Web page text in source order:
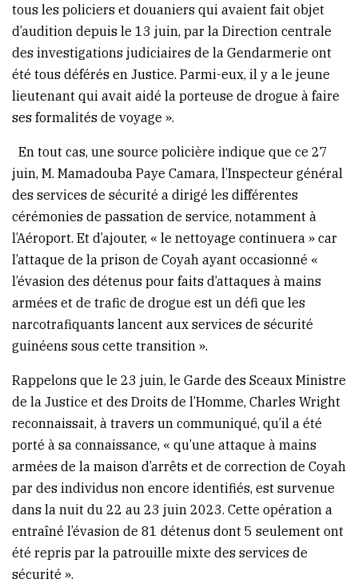
tous les policiers et douaniers qui avaient fait objet
d’audition depuis le 13 juin, par la Direction centrale
des investigations judiciaires de la Gendarmerie ont
été tous déférés en Justice. Parmi-eux, il y a le jeune
lieutenant qui avait aidé la porteuse de drogue à faire
ses formalités de voyage ».
En tout cas, une source policière indique que ce 27
juin, M. Mamadouba Paye Camara, l’Inspecteur général
des services de sécurité a dirigé les différentes
cérémonies de passation de service, notamment à
l’Aéroport. Et d’ajouter, « le nettoyage continuera » car
l’attaque de la prison de Coyah ayant occasionné «
l’évasion des détenus pour faits d’attaques à mains
armées et de trafic de drogue est un défi que les
narcotrafiquants lancent aux services de sécurité
guinéens sous cette transition ».
Rappelons que le 23 juin, le Garde des Sceaux Ministre
de la Justice et des Droits de l’Homme, Charles Wright
reconnaissait, à travers un communiqué, qu’il a été
porté à sa connaissance, « qu’une attaque à mains
armées de la maison d’arrêts et de correction de Coyah
par des individus non encore identifiés, est survenue
dans la nuit du 22 au 23 juin 2023. Cette opération a
entraîné l’évasion de 81 détenus dont 5 seulement ont
été repris par la patrouille mixte des services de
sécurité ».